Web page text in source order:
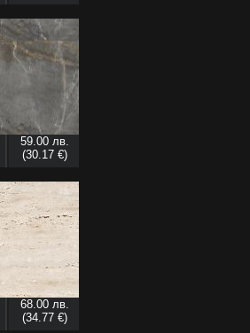
59.00 лв.
(30.17 €)
68.00 лв.
(34.77 €)